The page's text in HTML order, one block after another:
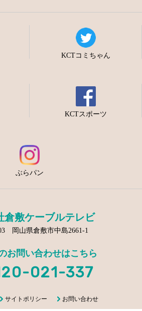
KCTコミちゃん
KCTスポーツ
ぶらパン
倉敷ケーブルテレビ
岡山県倉敷市中島2661-1
お問い合わせはこちら
021-337
サイトポリシー お問い合わせ